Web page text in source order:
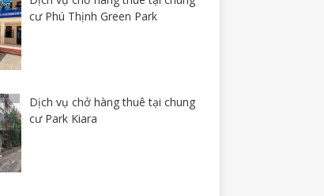
cư Phú Thịnh Green Park
Dịch vụ chở hàng thuê tại chung
cư Park Kiara